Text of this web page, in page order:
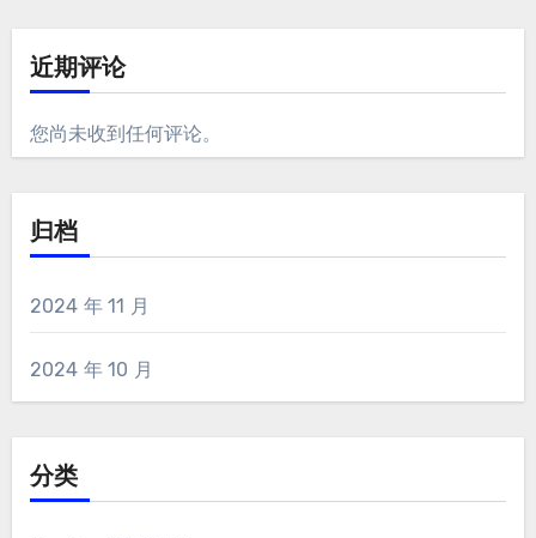
近期评论
您尚未收到任何评论。
归档
2024 年 11 月
2024 年 10 月
分类